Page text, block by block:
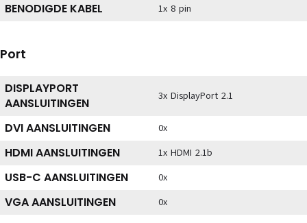
BENODIGDE KABEL 1x 8 pin
Port
DISPLAYPORT
AANSLUITINGEN
3x DisplayPort 2.1
DVI AANSLUITINGEN 0x
HDMI AANSLUITINGEN 1x HDMI 2.1b
USB-C AANSLUITINGEN 0x
VGA AANSLUITINGEN 0x